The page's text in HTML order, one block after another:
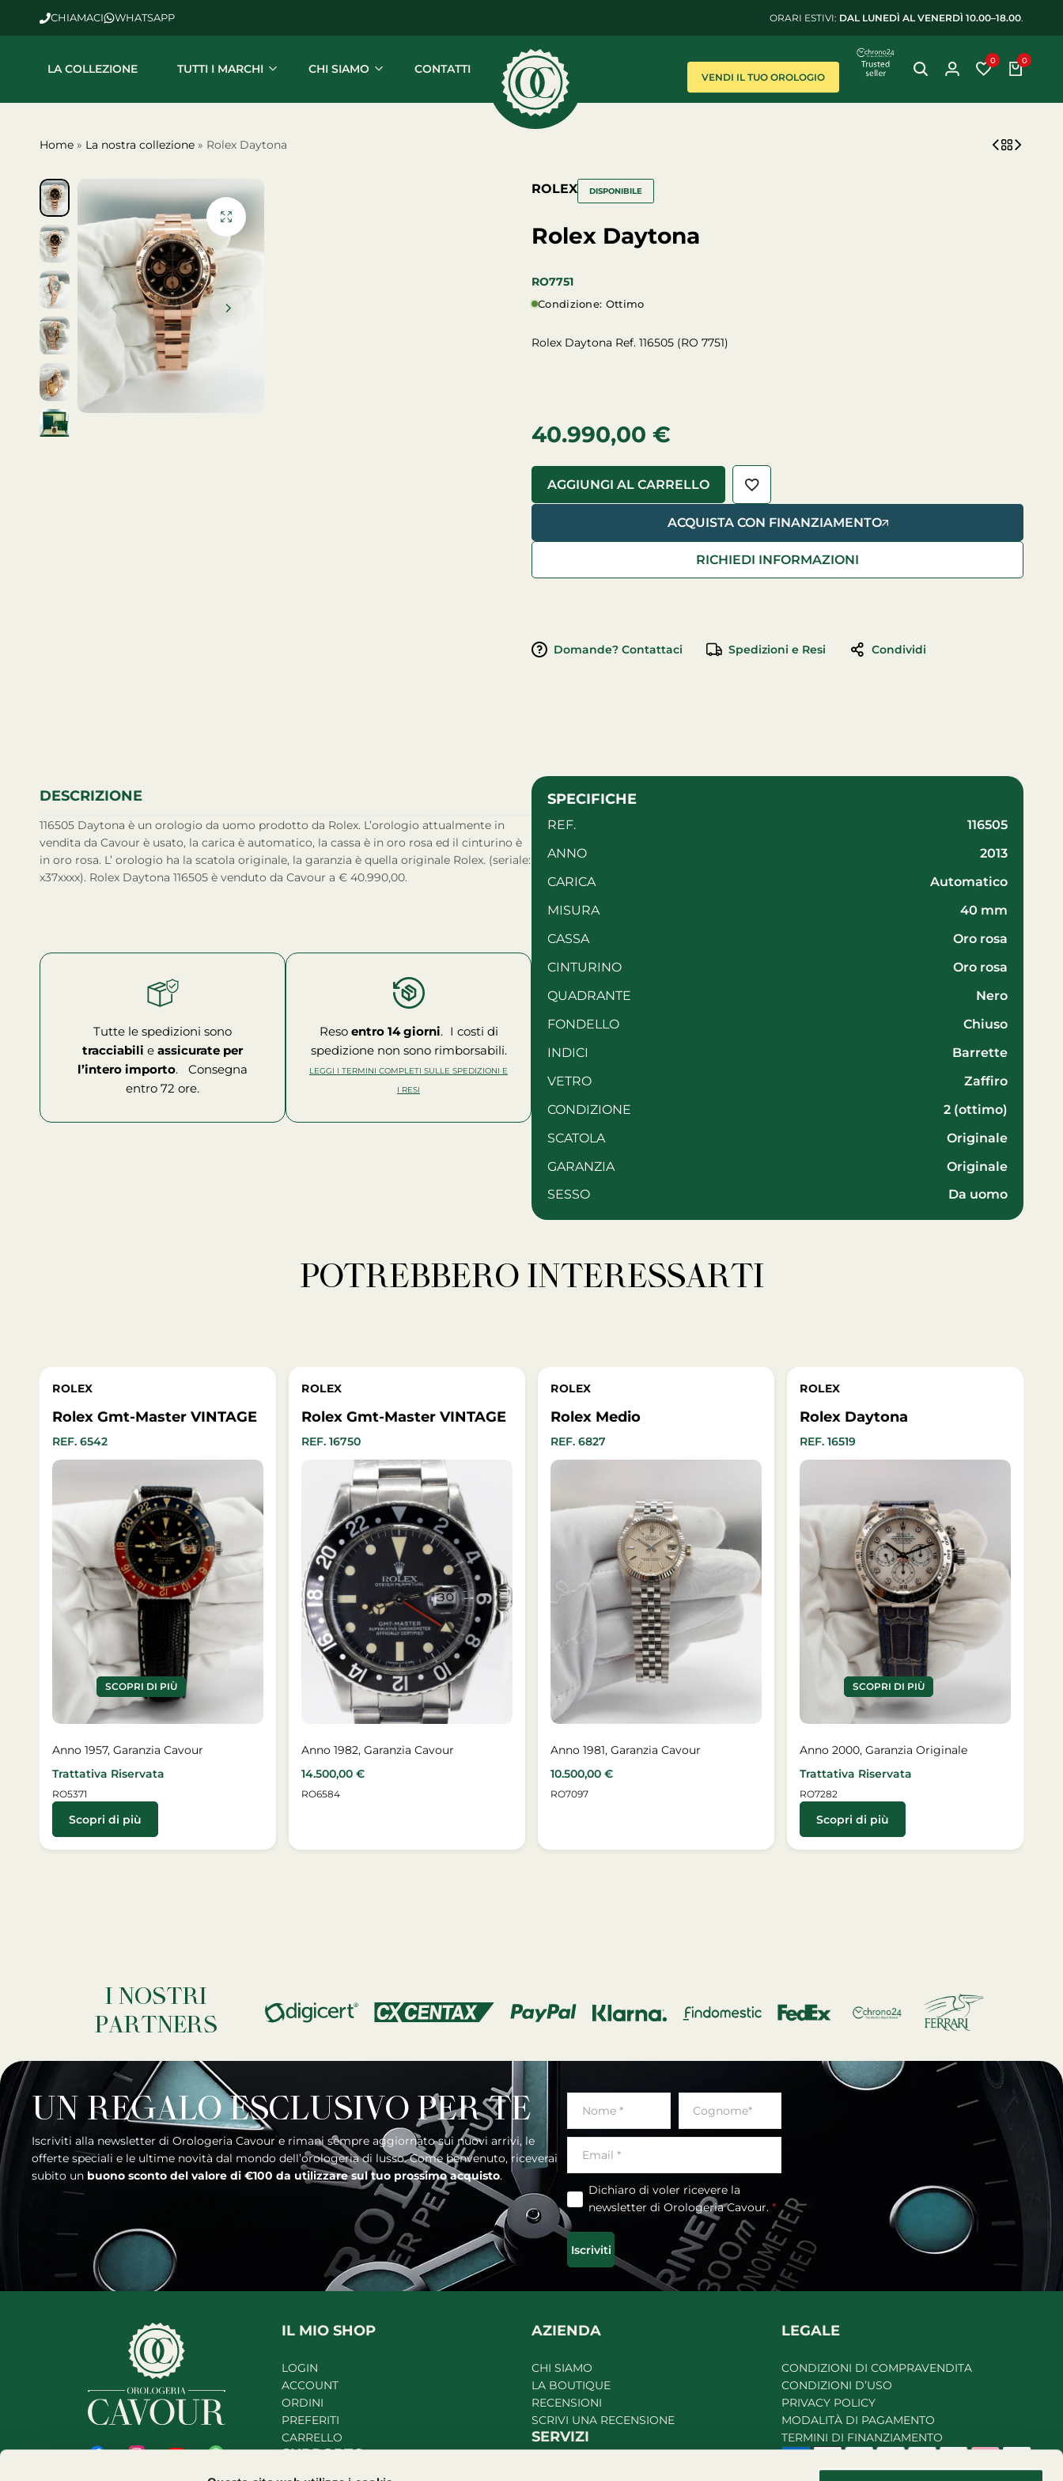
CHIAMACI WHATSAPP ORARI ESTIVI: DAL LUNEDÌ AL VENERDÌ 10.00–18.00.
LA COLLEZIONE TUTTI I MARCHI CHI SIAMO CONTATTI
Orologeria
L'eccellenza
VENDI IL TUO OROLOGIO
0 0
Home » La nostra collezione » Rolex Daytona
ROLEX DISPONIBILE
Rolex Daytona
RO7751
Condizione: Ottimo
Rolex Daytona Ref. 116505 (RO 7751)
40.990,00 €
AGGIUNGI AL CARRELLO
ACQUISTA CON FINANZIAMENTO
RICHIEDI INFORMAZIONI
Domande? Contattaci Spedizioni e Resi Condividi
DESCRIZIONE
116505 Daytona è un orologio da uomo prodotto da Rolex. L’orologio attualmente in
vendita da Cavour è usato, la carica è automatico, la cassa è in oro rosa ed il cinturino è
in oro rosa. L’ orologio ha la scatola originale, la garanzia è quella originale Rolex. (seriale:
x37xxxx). Rolex Daytona 116505 è venduto da Cavour a € 40.990,00.
Tutte le spedizioni sono
tracciabili e assicurate per
l’intero importo. Consegna
entro 72 ore.
Reso entro 14 giorni. I costi di
spedizione non sono rimborsabili.
LEGGI I TERMINI COMPLETI SULLE SPEDIZIONI E
I RESI
SPECIFICHE
REF.
116505
ANNO
2013
CARICA
automatico
MISURA
40 mm
CASSA
oro rosa
CINTURINO
oro rosa
QUADRANTE
Nero
FONDELLO
Chiuso
INDICI
Barrette
VETRO
zaffiro
CONDIZIONE
2 (ottimo)
SCATOLA
Originale
GARANZIA
Originale
SESSO
da uomo
POTREBBERO INTERESSARTI
ROLEX
Rolex Gmt-Master VINTAGE
REF. 6542
SCOPRI DI PIÙ
Anno 1957, Garanzia Cavour
Trattativa Riservata
RO5371
Scopri di più
ROLEX
Rolex Gmt-Master VINTAGE
REF. 16750
Anno 1982, Garanzia Cavour
14.500,00 €
RO6584
ROLEX
Rolex Medio
REF. 6827
Anno 1981, Garanzia Cavour
10.500,00 €
RO7097
ROLEX
Rolex Daytona
REF. 16519
SCOPRI DI PIÙ
Anno 2000, Garanzia Originale
Trattativa Riservata
RO7282
Scopri di più
I NOSTRI
PARTNERS
UN REGALO ESCLUSIVO PER TE
Iscriviti alla newsletter di Orologeria Cavour e rimani sempre aggiornato sui nuovi arrivi, le
offerte speciali e le ultime novità dal mondo dell’orologeria di lusso. Come benvenuto, riceverai
subito un buono sconto del valore di €100 da utilizzare sul tuo prossimo acquisto.
Dichiaro di voler ricevere la
newsletter di Orologeria Cavour.*
Iscriviti
Orologeria Cavour S.r.l.
IL MIO SHOP
LOGIN
ACCOUNT
ORDINI
PREFERITI
CARRELLO
SUPPORTO
AZIENDA
CHI SIAMO
LA BOUTIQUE
RECENSIONI
SCRIVI UNA RECENSIONE
SERVIZI
LEGALE
CONDIZIONI DI COMPRAVENDITA
CONDIZIONI D’USO
PRIVACY POLICY
MODALITÀ DI PAGAMENTO
TERMINI DI FINANZIAMENTO